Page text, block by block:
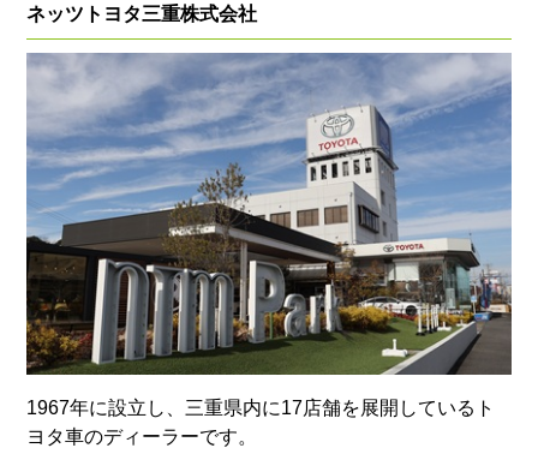
ネッツトヨタ三重株式会社
1967年に設立し、三重県内に17店舗を展開しているト
ヨタ車のディーラーです。